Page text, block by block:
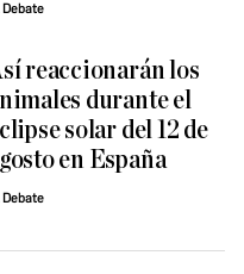
Debate
reaccionarán los
durante el
solar del 12 de
en España
Debate